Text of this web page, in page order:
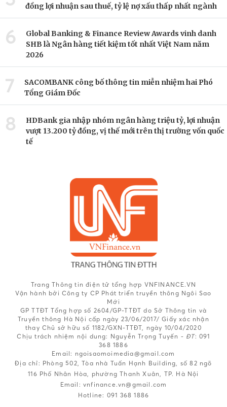
đồng lợi nhuận sau thuế, tỷ lệ nợ xấu thấp nhất ngành
6
Global Banking & Finance Review Awards vinh danh
SHB là Ngân hàng tiết kiệm tốt nhất Việt Nam năm
2026
7
SACOMBANK công bố thông tin miễn nhiệm hai Phó
Tổng Giám Đốc
8
HDBank gia nhập nhóm ngân hàng triệu tỷ, lợi nhuận
vượt 13.200 tỷ đồng, vị thế mới trên thị trường vốn quốc
tế
Trang Thông tin điện tử tổng hợp VNFINANCE.VN
Vận hành bởi Công ty CP Phát triển truyền thông Ngôi Sao
Mới
GP TTĐT Tổng hợp số 2604/GP-TTĐT do Sở Thông tin và
Truyền thông Hà Nội cấp ngày 23/06/2017/ Giấy xác nhận
thay Chủ sở hữu số 1182/GXN-TTĐT, ngày 10/04/2020
Chịu trách nhiệm nội dung: Nguyễn Trọng Tuyến - ĐT: 091
368 1886
Email: ngoisaomoimedia@gmail.com
Địa chỉ: Phòng 502, Tòa nhà Tuấn Hạnh Building, số 82 ngõ
116 Phố Nhân Hòa, phường Thanh Xuân, TP. Hà Nội
Email: vnfinance.vn@gmail.com
Hotline: 091 368 1886